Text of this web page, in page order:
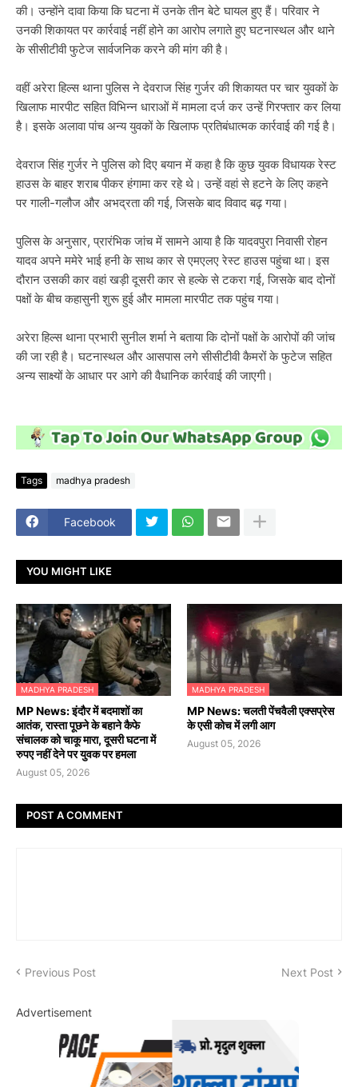
की। उन्होंने दावा किया कि घटना में उनके तीन बेटे घायल हुए हैं। परिवार ने
उनकी शिकायत पर कार्रवाई नहीं होने का आरोप लगाते हुए घटनास्थल और थाने
के सीसीटीवी फुटेज सार्वजनिक करने की मांग की है।
वहीं अरेरा हिल्स थाना पुलिस ने देवराज सिंह गुर्जर की शिकायत पर चार युवकों के
खिलाफ मारपीट सहित विभिन्न धाराओं में मामला दर्ज कर उन्हें गिरफ्तार कर लिया
है। इसके अलावा पांच अन्य युवकों के खिलाफ प्रतिबंधात्मक कार्रवाई की गई है।
देवराज सिंह गुर्जर ने पुलिस को दिए बयान में कहा है कि कुछ युवक विधायक रेस्ट
हाउस के बाहर शराब पीकर हंगामा कर रहे थे। उन्हें वहां से हटने के लिए कहने
पर गाली-गलौज और अभद्रता की गई, जिसके बाद विवाद बढ़ गया।
पुलिस के अनुसार, प्रारंभिक जांच में सामने आया है कि यादवपुरा निवासी रोहन
यादव अपने ममेरे भाई हनी के साथ कार से एमएलए रेस्ट हाउस पहुंचा था। इस
दौरान उसकी कार वहां खड़ी दूसरी कार से हल्के से टकरा गई, जिसके बाद दोनों
पक्षों के बीच कहासुनी शुरू हुई और मामला मारपीट तक पहुंच गया।
अरेरा हिल्स थाना प्रभारी सुनील शर्मा ने बताया कि दोनों पक्षों के आरोपों की जांच
की जा रही है। घटनास्थल और आसपास लगे सीसीटीवी कैमरों के फुटेज सहित
अन्य साक्ष्यों के आधार पर आगे की वैधानिक कार्रवाई की जाएगी।
Tags madhya pradesh
Facebook
YOU MIGHT LIKE
MADHYA PRADESH
MP News: इंदौर में बदमाशों का
आतंक, रास्ता पूछने के बहाने कैफे
संचालक को चाकू मारा, दूसरी घटना में
रुपए नहीं देने पर युवक पर हमला
August 05, 2026
MADHYA PRADESH
MP News: चलती पेंचवैली एक्सप्रेस
के एसी कोच में लगी आग
August 05, 2026
POST A COMMENT
Previous Post Next Post
Advertisement